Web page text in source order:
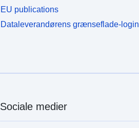
EU publications
Dataleverandørens grænseflade-login
Sociale medier